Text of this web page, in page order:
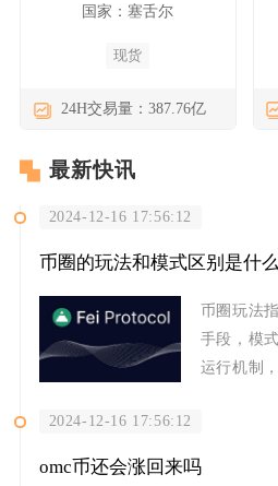
国家：塞舌尔
现货
24H交易量：387.76亿
最新快讯
2024-12-16 17:56:12
币圈的玩法和模式区别是什么
币圈玩法
手段，模
运行机制
2024-12-16 17:56:12
omc币还会涨回来吗